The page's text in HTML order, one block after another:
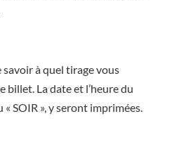
savoir à quel tirage vous
billet. La date et l’heure du
SOIR », y seront imprimées.